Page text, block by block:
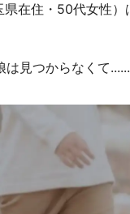
在住・50代女性
見つからなくて......